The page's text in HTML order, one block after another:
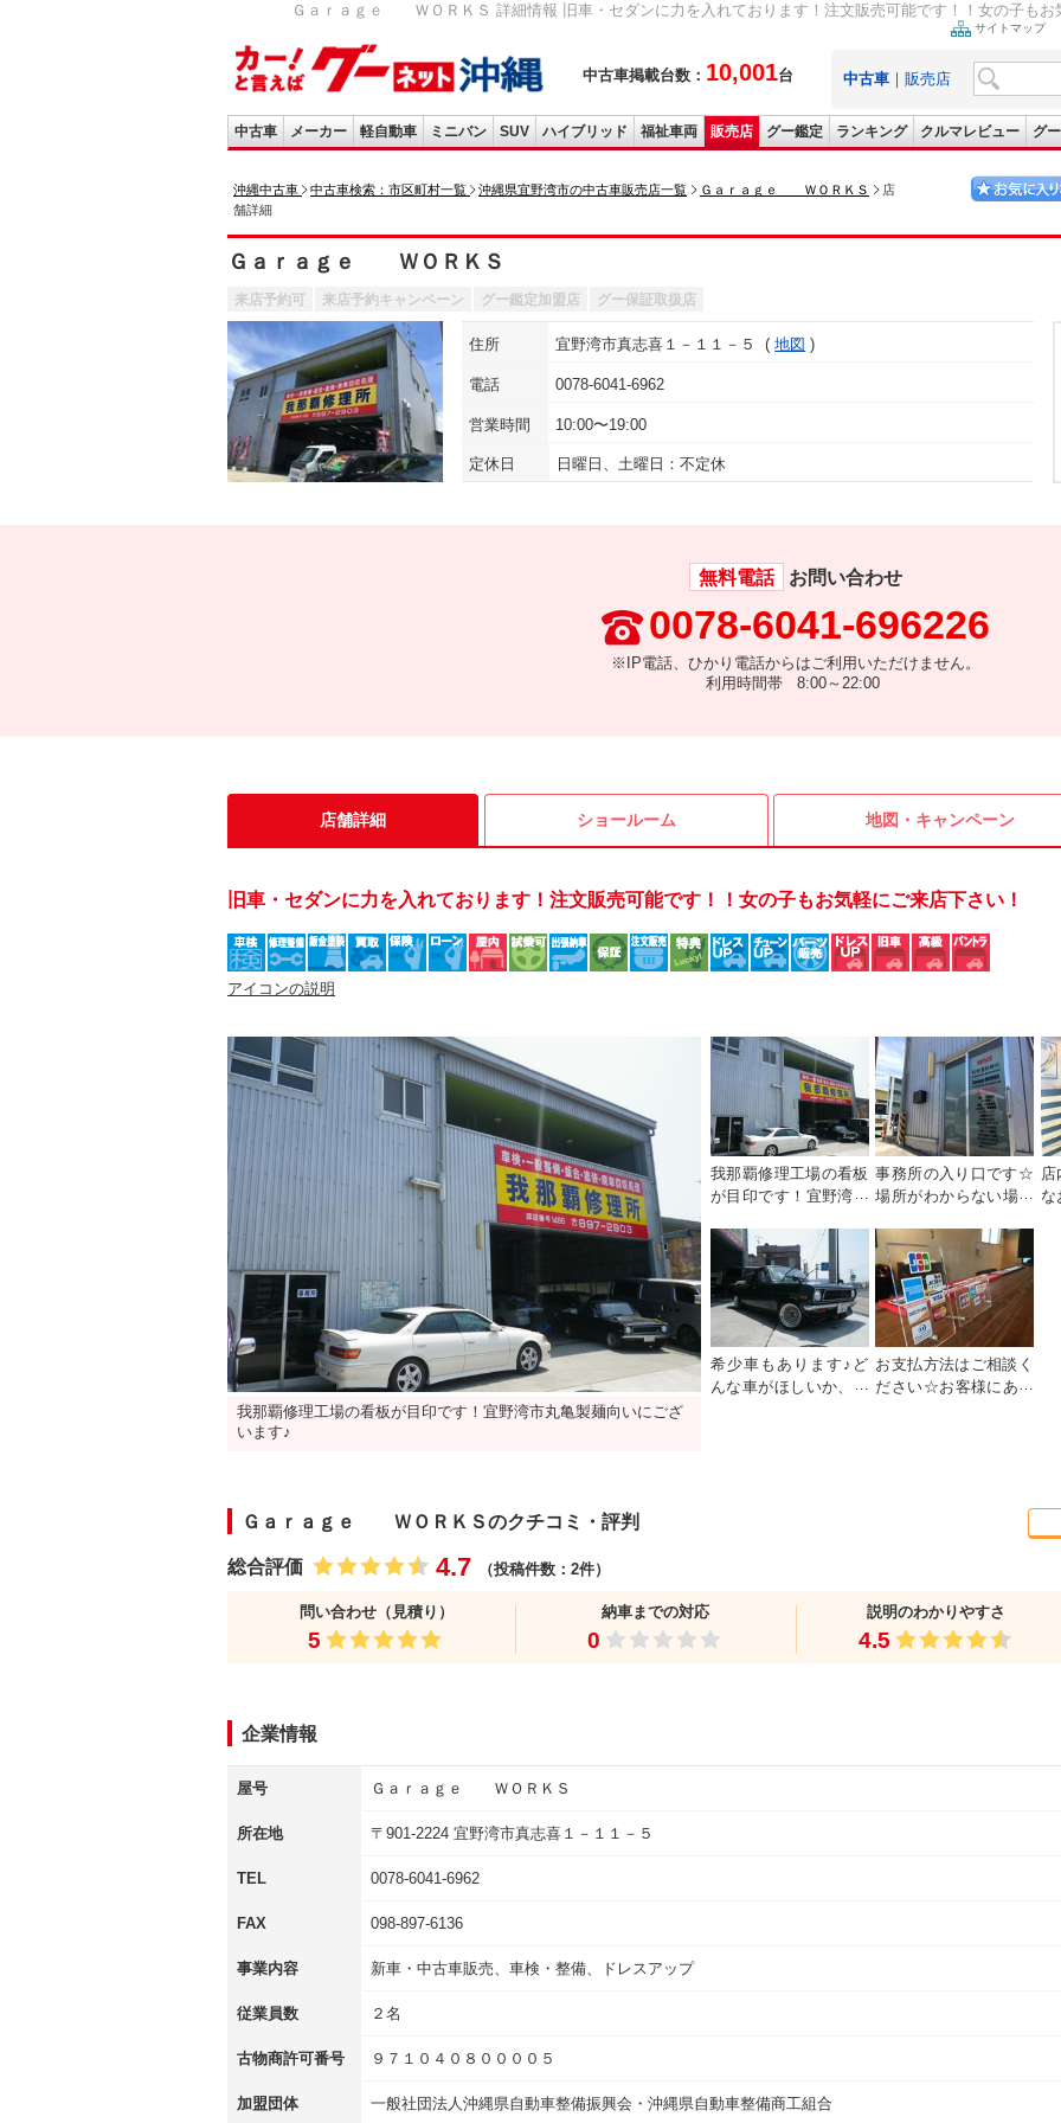
Ｇａｒａｇｅ ＷＯＲＫＳ 詳細情報 旧車・セダンに力を入れております！注文販売可能です！！女の子もお
中古車掲載台数： 10,001台
サイトマップ
中古車 ｜ 販売店
中古車 メーカー 軽自動車 ミニバン SUV ハイブリッド 福祉車両 販売店 グー鑑定 ランキング クルマレビュー グ
沖縄中古車 中古車検索：市区町村一覧 沖縄県宜野湾市の中古車販売店一覧 Ｇａｒａｇｅ ＷＯＲＫＳ
店
舗詳細
Ｇａｒａｇｅ ＷＯＲＫＳ
来店予約可 来店予約キャンペーン グー鑑定加盟店 グー保証取扱店
住所 宜野湾市真志喜１－１１－５ 地図
電話 0078-6041-6962
営業時間 10:00〜19:00
定休日 日曜日、土曜日：不定休
無料電話 お問い合わせ
0078-6041-696226
※IP電話、ひかり電話からはご利用いただけません。
利用時間帯 8:00～22:00
店舗詳細 ショールーム 地図・ キャンペーン
旧車・セダンに力を入れております！注文販売可能です！！女の子もお気軽にご来店下さい！
アイコンの説明
我那覇修理工場の看板が目印です！宜野湾市丸亀製麺向いにござ
います♪
我那覇修理工場の看板
が目印です！宜野湾市
ます♪
事務所の入り口です☆
場所がわからない場合
さい☆
な
希少車もあります♪ど
んな車がほしいか、ど
お支払方法はご相談く
ださい☆お客様にあっ
Ｇａｒａｇｅ ＷＯＲＫＳのクチコミ・評判
総合評価 4.7 （投稿件数：2件）
問い合わせ（見積り）
5
納車までの対応
0
説明のわかりやすさ
4.5
企業情報
屋号 Ｇａｒａｇｅ ＷＯＲＫＳ
所在地 〒 901-2224 宜野湾市真志喜１－１１－５
TEL 0078-6041-6962
FAX 098-897-6136
事業内容 新車・中古車販売、車検・整備、ドレスアップ
従業員数 ２名
古物商許可番号 ９７１０４０８００００５
加盟団体 一般社団法人沖縄県自動車整備振興会・沖縄県自動車整備商工組合